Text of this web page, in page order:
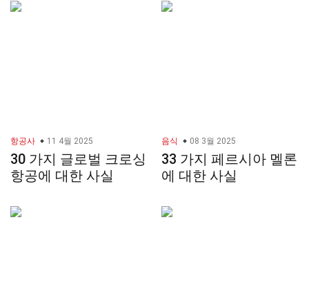
항공사 11 4월 2025
30 가지 글로벌 크로싱
항공에 대한 사실
음식 08 3월 2025
33 가지 페르시아 멜론
에 대한 사실